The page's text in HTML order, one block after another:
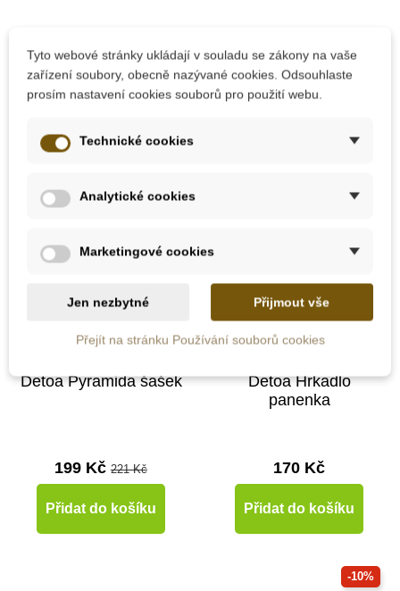
Přidat do košíku Přidat do košíku
-10%
Skladem
Detoa Pyramida šašek
199 Kč 221 Kč
Přidat do košíku
Skladem
Detoa Hrkadlo
panenka
170 Kč
Přidat do košíku
-10%
Tyto webové stránky ukládají v souladu se zákony na vaše
zařízení soubory, obecně nazývané cookies. Odsouhlaste
prosím nastavení cookies souborů pro použití webu.
Technické cookies
Analytické cookies
Marketingové cookies
Jen nezbytné Přijmout vše
Přejít na stránku Používání souborů cookies